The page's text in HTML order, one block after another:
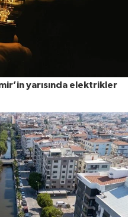
yarısında elektrikler